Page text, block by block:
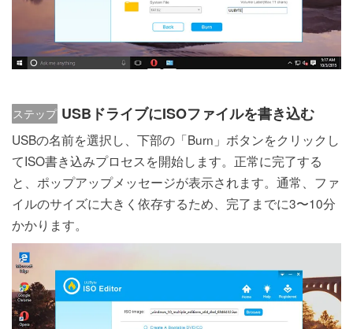
ステップ
3：
USBドライブにISOファイルを書き込む
USBの名前を選択し、下部の「Burn」ボタンをクリックし
てISO書き込みプロセスを開始します。正常に完了する
と、ポップアップメッセージが表示されます。通常、ファ
イルのサイズに大きく依存するため、完了までに3〜10分
かかります。